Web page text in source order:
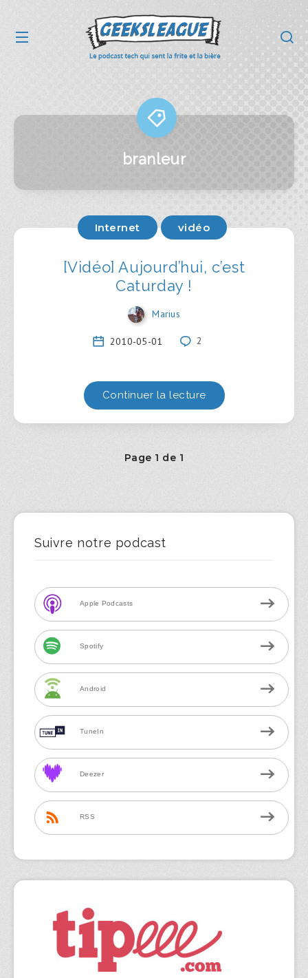
branleur
Internet vidéo
[Vidéo] Aujourd’hui, c’est
Caturday !
Marius
2010-05-01 2
Continuer la lecture
Page 1 de 1
Suivre notre podcast
Apple Podcasts
Spotify
Android
TuneIn
Deezer
RSS